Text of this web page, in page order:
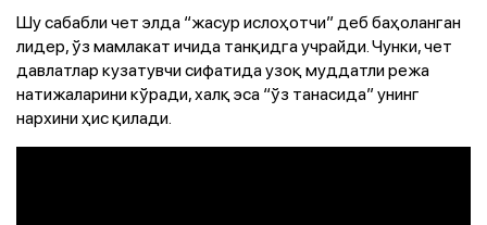
Шу сабабли чет элда “жасур ислоҳотчи” деб баҳоланган
лидер, ўз мамлакат ичида танқидга учрайди. Чунки, чет
давлатлар кузатувчи сифатида узоқ муддатли режа
натижаларини кўради, халқ эса “ўз танасида” унинг
нархини ҳис қилади.